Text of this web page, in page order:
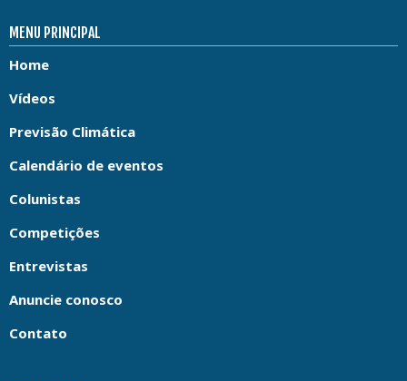
MENU PRINCIPAL
Home
Vídeos
Previsão Climática
Calendário de eventos
Colunistas
Competições
Entrevistas
Anuncie conosco
Contato